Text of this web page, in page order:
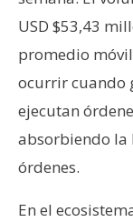
c
i
d
a
USD $53,43
promedio
ocurrir cuando
ejecutan
absorbiendo la
órdenes.
En el